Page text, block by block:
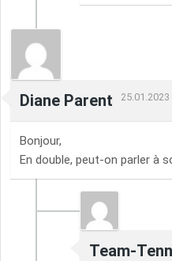
Diane Parent 25.01.2023
Bonjour,
En double, peut-on parler à
Team-